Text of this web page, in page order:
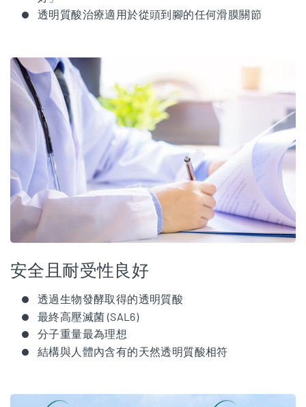
透明質酸治療適用於從頭到腳的任何滑膜關節
安全且耐受性良好
透過生物發酵取得的透明質酸
最終高壓滅菌 (SAL6)
分子重量最為理想
結構與人體內含有的天然透明質酸相符